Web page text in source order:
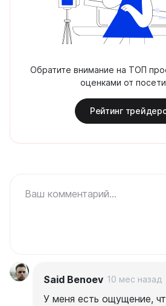
Обратите внимание на ТОП
оценками от
Рейтинг
Ваш комментарий...
Said Benoev 10 мес назад
У меня есть ощущение,